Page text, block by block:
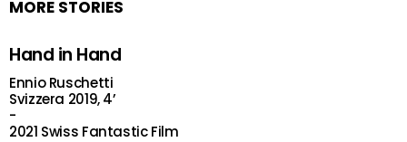
MORE STORIES
Hand in Hand
Ennio Ruschetti
Svizzera 2019, 4’
-
2021 Swiss Fantastic Film